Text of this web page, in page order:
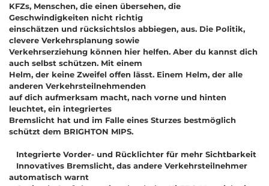
KFZs, Menschen, die einen übersehen, die
Geschwindigkeiten nicht richtig
einschätzen und rücksichtslos abbiegen, aus. Die Politik,
clevere Verkehrsplanung sowie
Verkehrserziehung können hier helfen. Aber du kannst dich
auch selbst schützen. Mit einem
Helm, der keine Zweifel offen lässt. Einem Helm, der alle
anderen Verkehrsteilnehmenden
auf dich aufmerksam macht, nach vorne und hinten
leuchtet, ein integriertes
Bremslicht hat und im Falle eines Sturzes bestmöglich
schützt dem BRIGHTON MIPS.
Integrierte Vorder- und Rücklichter für mehr Sichtbarkeit
Innovatives Bremslicht, das andere Verkehrsteilnehmer
automatisch warnt